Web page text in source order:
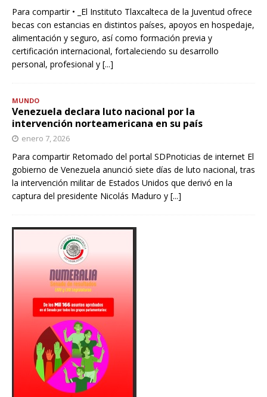
Para compartir • _El Instituto Tlaxcalteca de la Juventud ofrece
becas con estancias en distintos países, apoyos en hospedaje,
alimentación y seguro, así como formación previa y
certificación internacional, fortaleciendo su desarrollo
personal, profesional y [...]
MUNDO
Venezuela declara luto nacional por la
intervención norteamericana en su país
enero 7, 2026
Para compartir Retomado del portal SDPnoticias de internet El
gobierno de Venezuela anunció siete días de luto nacional, tras
la intervención militar de Estados Unidos que derivó en la
captura del presidente Nicolás Maduro y [...]